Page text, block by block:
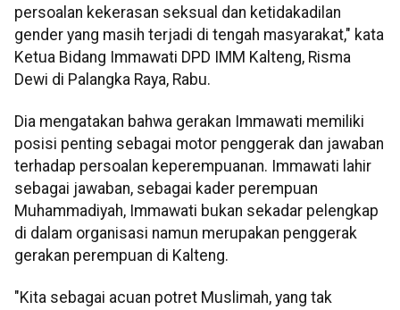
persoalan kekerasan seksual dan ketidakadilan
gender yang masih terjadi di tengah masyarakat," kata
Ketua Bidang Immawati DPD IMM Kalteng, Risma
Dewi di Palangka Raya, Rabu.
Dia mengatakan bahwa gerakan Immawati memiliki
posisi penting sebagai motor penggerak dan jawaban
terhadap persoalan keperempuanan. Immawati lahir
sebagai jawaban, sebagai kader perempuan
Muhammadiyah, Immawati bukan sekadar pelengkap
di dalam organisasi namun merupakan penggerak
gerakan perempuan di Kalteng.
"Kita sebagai acuan potret Muslimah, yang tak